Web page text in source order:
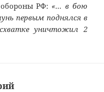
РФ: «… в бою
первым поднялся в
уничтожил 2